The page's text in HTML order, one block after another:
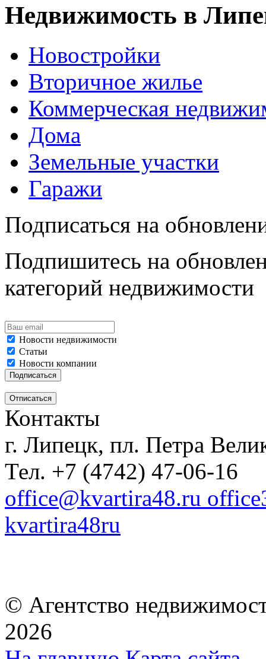
Недвижимость в
Новостройки
Вторичное жилье
Коммерческая
Дома
Земельные участки
Гаражи
Подписаться на
Подпишитесь на
категорий недвижимости
Новости недвижимости
Статьи
Новости компании
Контакты
г. Липецк, пл. Петра
Тел. +7 (4742) 47-06-16
office@kvartira48.ru
kvartira48ru
© Агентство
2026